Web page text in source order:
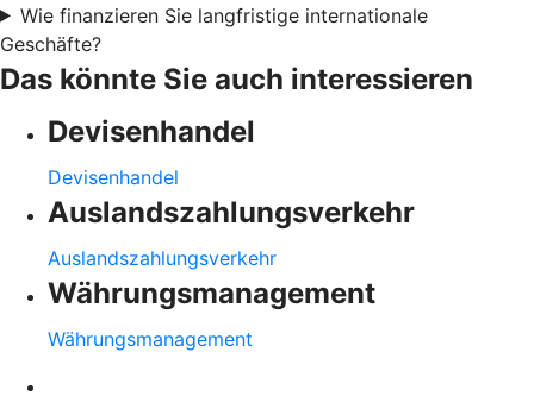
Wie finanzieren Sie langfristige internationale
Geschäfte?
Das könnte Sie auch interessieren
Devisenhandel
Devisenhandel
Auslandszahlungsverkehr
Auslandszahlungsverkehr
Währungsmanagement
Währungsmanagement